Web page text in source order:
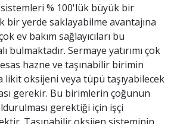
% 100'lük büyük bir
bir yerde saklayabilme avantajına
ev bakım sağlayıcıları bu
bulmaktadır. Sermaye yatırımı çok
hazne ve taşınabilir birimin
likit oksijeni veya tüpü taşıyabilecek
gerekir. Bu birimlerin çoğunun
gerektiği için işçi
Taşınabilir oksijen sisteminin